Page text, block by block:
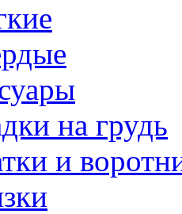
на грудь
и